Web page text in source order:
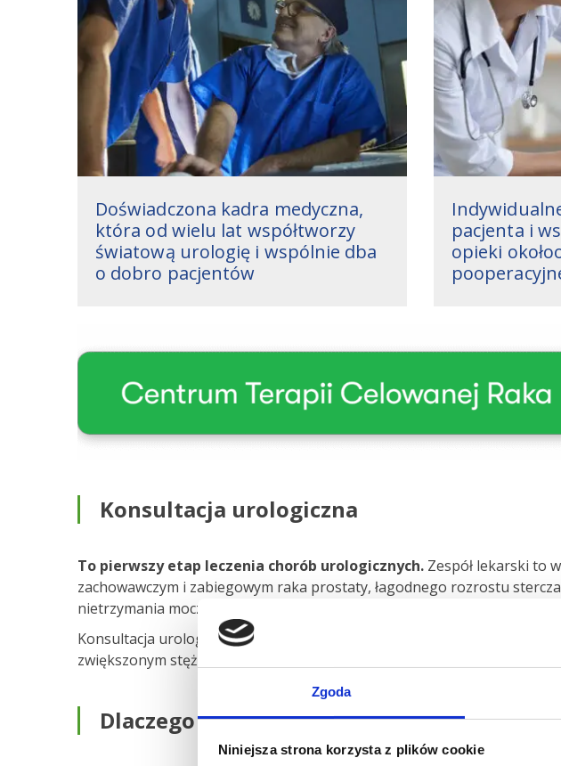
Zgoda
Niniejsza strona korzysta z plików cookie
Doświadczona kadra medyczna,
która od wielu lat współtworzy
światową urologię i wspólnie dba
o dobro pacjentów
pacjenta i
opieki
Konsultacja urologiczna
To pierwszy etap leczenia chorób urologicznych. Zespół lekarski to
zachowawczym i zabiegowym raka prostaty, łagodnego rozrostu
nietrzymania moczu i innych chorób układu moczowo-płciowego.
Konsultacja urologiczna trwa zwykle 20-30 minut i zalecana jest
zwiększonym stężeniem PSA we krewi, ale także jako badania
Dlaczego warto profilaktycznie